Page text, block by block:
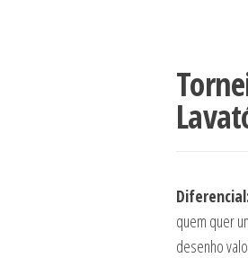
quem quer
desenho